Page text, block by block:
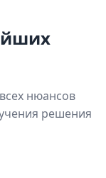
нюансов
решения